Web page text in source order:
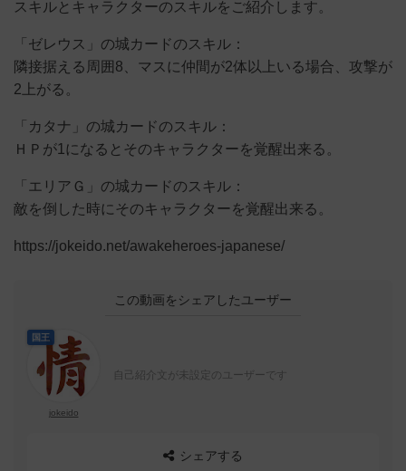
スキルとキャラクターのスキルをご紹介します。
「ゼレウス」の城カードのスキル：
隣接据える周囲8、マスに仲間が2体以上いる場合、攻撃が
2上がる。
「カタナ」の城カードのスキル：
ＨＰが1になるとそのキャラクターを覚醒出来る。
「エリアＧ」の城カードのスキル：
敵を倒した時にそのキャラクターを覚醒出来る。
https://jokeido.net/awakeheroes-japanese/
この動画をシェアしたユーザー
国王
jokeido
自己紹介文が未設定のユーザーです
シェアする